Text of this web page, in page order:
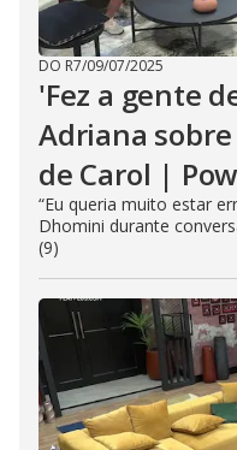
DO R7/09/07/2025
'Fez a gente
Adriana
de Carol |
“Eu queria muito estar
Dhomini durante
(9)